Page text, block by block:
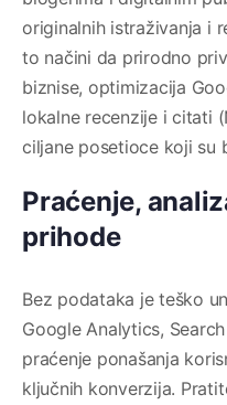
originalnih istraživanja i
to načini da prirodno
biznise, optimizacija
lokalne recenzije i citati
ciljane posetioce koji su
Praćenje,
prihode
Bez podataka je teško
Google Analytics,
praćenje ponašanja
ključnih konverzija.